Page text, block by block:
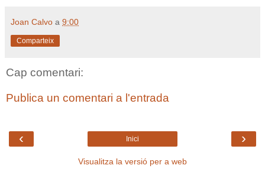
Joan Calvo a 9:00
Comparteix
Cap comentari:
Publica un comentari a l'entrada
‹ ›
Inici
Visualitza la versió per a web